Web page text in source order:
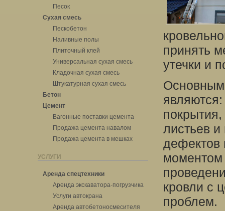
Песок
Сухая смесь
Пескобетон
Наливные полы
Плиточный клей
Универсальная сухая смесь
Кладочная сухая смесь
Штукатурная сухая смесь
Бетон
Цемент
Вагонные поставки цемента
Продажа цемента навалом
Продажа цемента в мешках
УСЛУГИ
Аренда спецтехники
Аренда экскаватора-погрузчика
Услуги автокрана
Аренда автобетоносмесителя
принять
утечки и
являются:
листьев
моментом
кровли с
проблем.